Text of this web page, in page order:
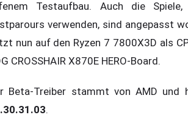
Testaufbau. Auch die
verwenden, sind angepasst
nun auf den Ryzen 7 7800X3D als
CROSSHAIR X870E HERO-Board.
Beta-Treiber stammt von AMD und
.